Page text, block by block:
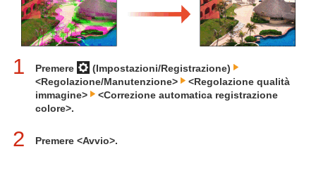
1 Premere
(Impostazioni/Registrazione)
<Regolazione/Manutenzione>
<Regolazione qualità
immagine>
<Correzione automatica registrazione
colore>.
2 Premere <Avvio>.